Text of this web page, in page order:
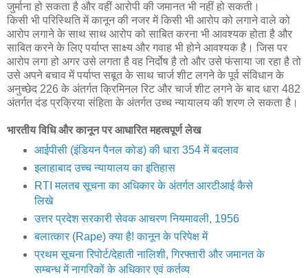
जुर्माना हो सकता है और वहीं आरोपी की जमानत भी नहीं हो सकती।
किसी भी परिस्थिति में कानून की नजर में किसी भी आरोप को लगाने वाले को
आरोप लगाने के साथ साथ आरोप को साबित करना भी आवश्यक होता है और
साबित करने के लिए पर्याप्त साक्ष्य और गवाह भी होने आवश्यक है। जिस पर
आरोप लगा हो अगर उसे लगता है वह निर्दोष है तो और उसे फंसाया जा रहा है तो
उसे अपने बचाव में पर्याप्त सबूत के साथ चार्ज शीट लगने के पूर्व संविधान के
अनुच्छेद 226 के अंतर्गत क्रिमिनल रिट और चार्ज शीट लगने के बाद धारा 482
अंतर्गत दंड प्रक्रिया संहिता के अंतर्गत उच्च न्यायालय की शरण ले सकता है।
भारतीय विधि और कानून पर आधारित महत्वपूर्ण लेख
आईपीसी (इंडियन पैनल कोड) की धारा 354 में बदलाव
इलाहाबाद उच्च न्यायालय का इतिहास
RTI मलतब सूचना का अधिकार के अंतर्गत आरटीआई कैसे
लिखे
उत्तर प्रदेश सरकारी सेवक आचरण नियमावली, 1956
बलात्कार (Rape) क्या है! कानून के परिपेक्ष में
प्रथम सूचना रिपोर्ट/देहाती नालिशी, गिरफ्तारी और जमानत के
सम्बन्ध में नागरिकों के अधिकार एवं कर्तव्य